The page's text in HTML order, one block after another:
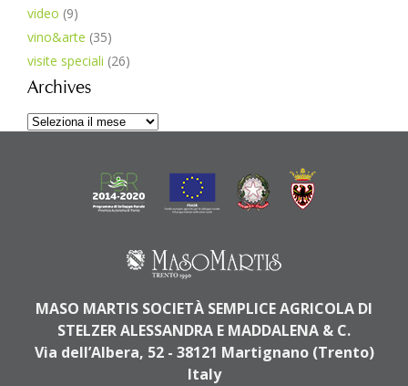
video (9)
vino&arte (35)
visite speciali (26)
Archives
Archives
MASO MARTIS SOCIETÀ SEMPLICE AGRICOLA DI
STELZER ALESSANDRA E MADDALENA & C.
Via dell’Albera, 52 - 38121 Martignano (Trento)
Italy